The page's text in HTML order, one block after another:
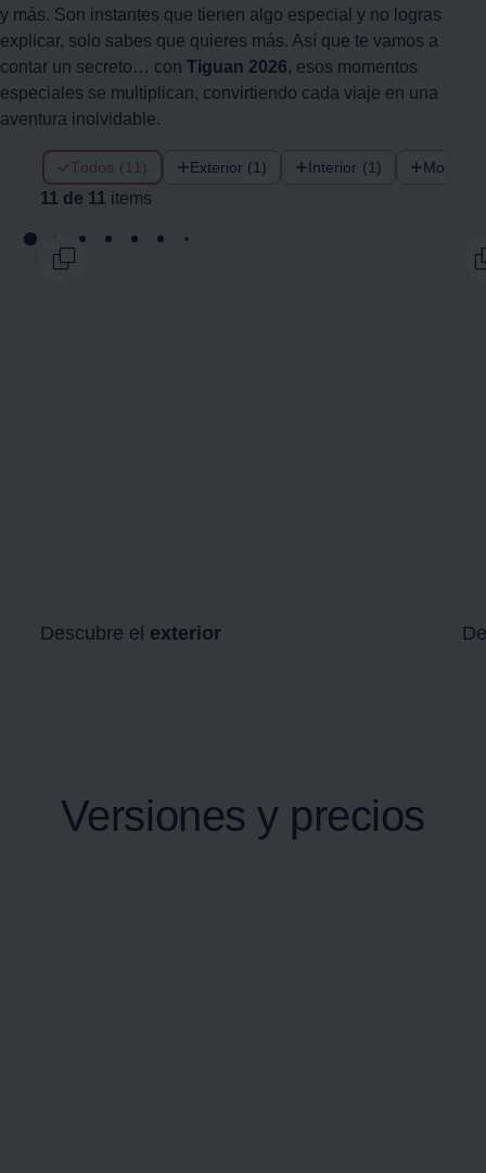
y más. Son instantes que tienen algo especial y no logras
explicar, solo sabes que quieres más. Así que te vamos a
contar un secreto… con Tiguan 2026, esos momentos
especiales se multiplican, convirtiendo cada viaje en una
aventura inolvidable.
Todos (11) Exterior (1) Interior (1)
11 de 11 items
11 de 11 items
Descubre el exterior
Versiones y precios